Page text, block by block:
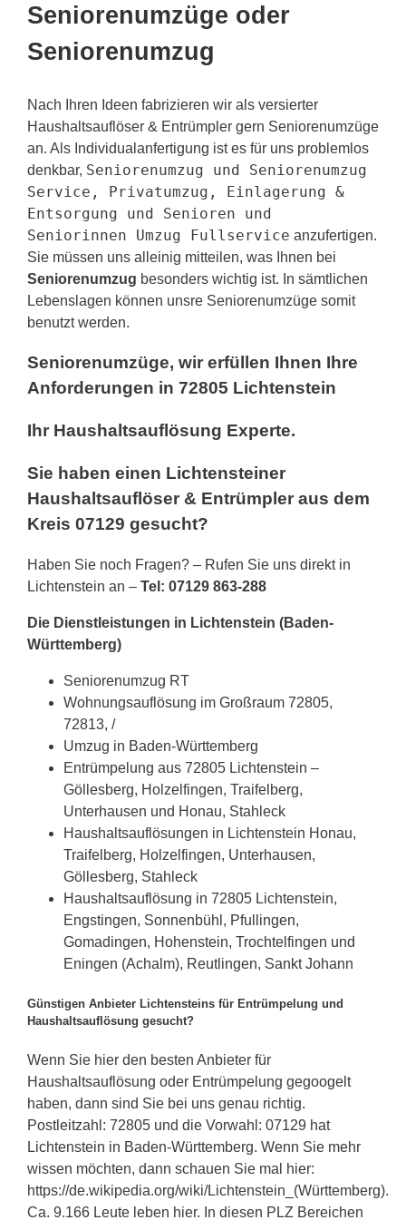
Seniorenumzüge oder
Seniorenumzug
Nach Ihren Ideen fabrizieren wir als versierter
Haushaltsauflöser & Entrümpler gern Seniorenumzüge
an. Als Individualanfertigung ist es für uns problemlos
denkbar, Seniorenumzug und Seniorenumzug
Service, Privatumzug, Einlagerung &
Entsorgung und Senioren und
Seniorinnen Umzug Fullservice anzufertigen.
Sie müssen uns alleinig mitteilen, was Ihnen bei
Seniorenumzug besonders wichtig ist. In sämtlichen
Lebenslagen können unsre Seniorenumzüge somit
benutzt werden.
Seniorenumzüge, wir erfüllen Ihnen Ihre
Anforderungen in 72805 Lichtenstein
Ihr Haushaltsauflösung Experte.
Sie haben einen Lichtensteiner
Haushaltsauflöser & Entrümpler aus dem
Kreis 07129 gesucht?
Haben Sie noch Fragen? – Rufen Sie uns direkt in
Lichtenstein an – Tel: 07129 863-288
Die Dienstleistungen in Lichtenstein (Baden-
Württemberg)
Seniorenumzug RT
Wohnungsauflösung im Großraum 72805,
72813, /
Umzug in Baden-Württemberg
Entrümpelung aus 72805 Lichtenstein –
Göllesberg, Holzelfingen, Traifelberg,
Unterhausen und Honau, Stahleck
Haushaltsauflösungen in Lichtenstein Honau,
Traifelberg, Holzelfingen, Unterhausen,
Göllesberg, Stahleck
Haushaltsauflösung in 72805 Lichtenstein,
Engstingen, Sonnenbühl, Pfullingen,
Gomadingen, Hohenstein, Trochtelfingen und
Eningen (Achalm), Reutlingen, Sankt Johann
Günstigen Anbieter Lichtensteins für Entrümpelung und
Haushaltsauflösung gesucht?
Wenn Sie hier den besten Anbieter für
Haushaltsauflösung oder Entrümpelung gegoogelt
haben, dann sind Sie bei uns genau richtig.
Postleitzahl: 72805 und die Vorwahl: 07129 hat
Lichtenstein in Baden-Württemberg. Wenn Sie mehr
wissen möchten, dann schauen Sie mal hier:
https://de.wikipedia.org/wiki/Lichtenstein_(Württemberg).
Ca. 9.166 Leute leben hier. In diesen PLZ Bereichen